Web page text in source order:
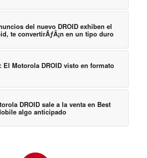
del nuevo DROID exhiben el
te convertirÃƒÂ¡n en un tipo duro
El Motorola DROID visto en formato
DROID sale a la venta en Best
algo anticipado